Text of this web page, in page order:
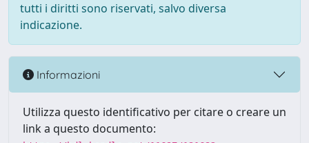
tutti i diritti sono riservati, salvo diversa
indicazione.
Informazioni
Utilizza questo identificativo per citare o creare un
link a questo documento: